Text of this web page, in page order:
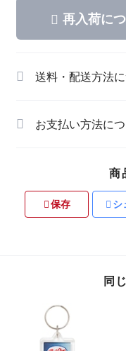
再入荷に
送料・配送方法
お支払い方法に
商
保存 シ
同